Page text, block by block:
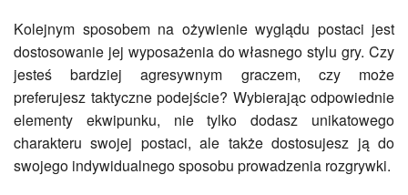
Kolejnym sposobem na ożywienie wyglądu postaci jest
dostosowanie jej wyposażenia do własnego stylu gry. Czy
jesteś bardziej agresywnym graczem, czy może
preferujesz taktyczne podejście? Wybierając odpowiednie
elementy ekwipunku, nie tylko dodasz unikatowego
charakteru swojej postaci, ale także dostosujesz ją do
swojego indywidualnego sposobu prowadzenia rozgrywki.